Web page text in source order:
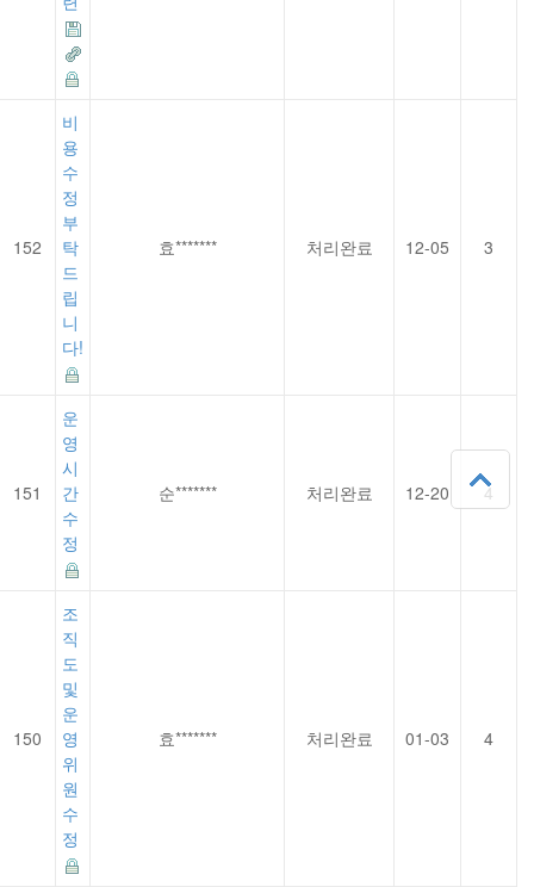
152
비
용
수
정
부
탁
드
립
니
다!
효******* 처리완료 12-05 3
151
운
영
시
간
수
정
순******* 처리완료 12-20 4
150
조
직
도
및
운
영
위
원
수
정
효******* 처리완료 01-03 4